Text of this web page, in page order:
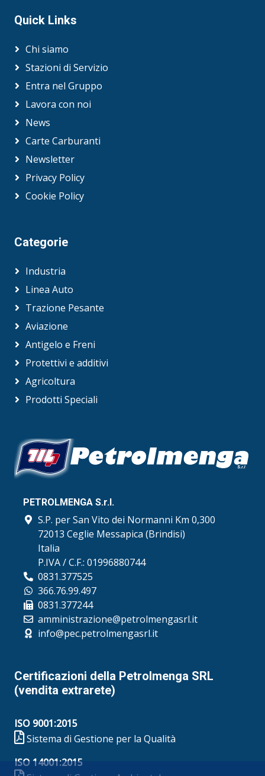
Quick Links
Chi siamo
Stazioni di Servizio
Entra nel Gruppo
Lavora con noi
News
Carte Carburanti
Newsletter
Privacy Policy
Cookie Policy
Categorie
Industria
Linea Auto
Trazione Pesante
Aviazione
Antigelo e Freni
Protettivi e additivi
Agricoltura
Prodotti Speciali
PETROLMENGA S.r.l.
S.P. per San Vito dei Normanni Km 0,300
72013 Ceglie Messapica (Brindisi)
Italia
P.IVA / C.F.: 01996880744
0831.377525
366.76.99.497
0831.377244
amministrazione@petrolmengasrl.it
info@pec.petrolmengasrl.it
Certificazioni della Petrolmenga SRL
(vendita extrarete)
ISO 9001:2015
Sistema di Gestione per la Qualità
ISO 14001:2015